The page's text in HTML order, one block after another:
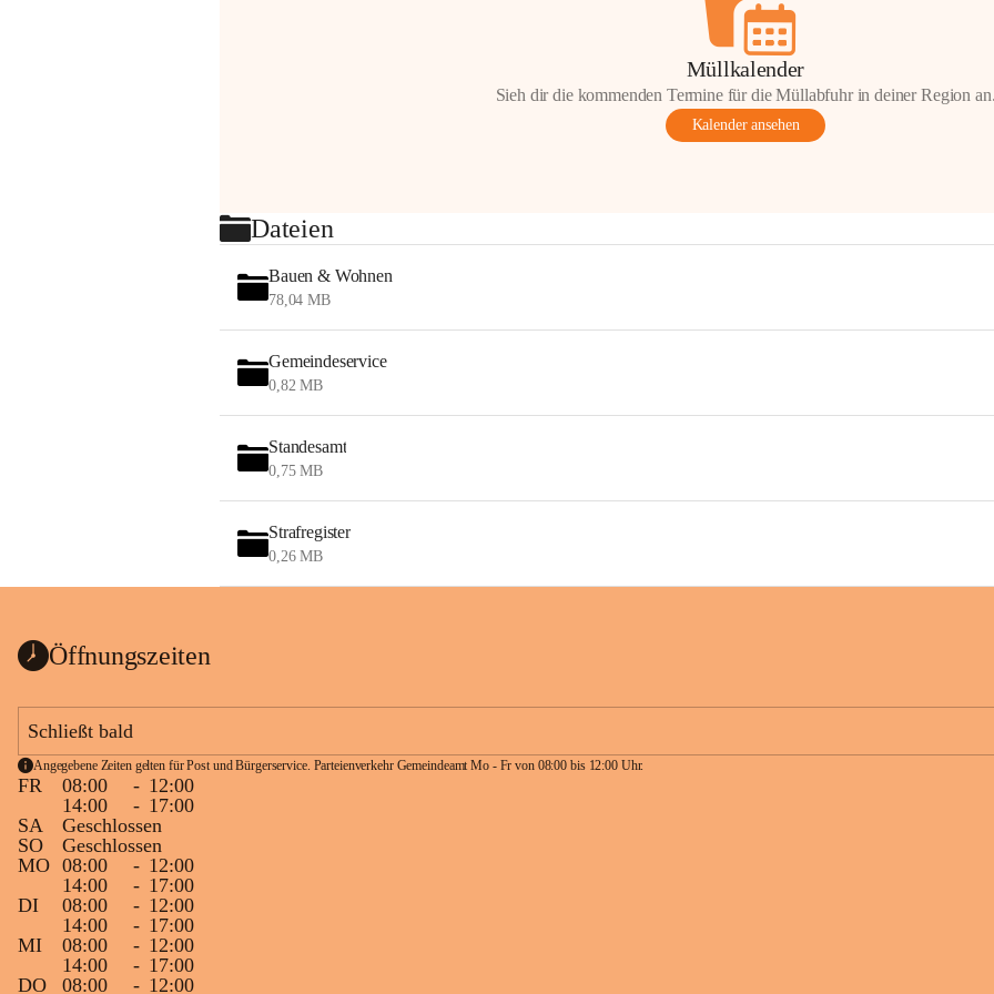
Müllkalender
Sieh dir die kommenden Termine für die Müllabfuhr in deiner Region
Kalender ansehen
Dateien
Bauen & Wohnen
78,04 MB
Gemeindeservice
0,82 MB
Standesamt
0,75 MB
Strafregister
0,26 MB
Öffnungszeiten
Schließt bald
Angegebene Zeiten gelten für Post und Bürgerservice. Parteienverkehr Gemeindeamt Mo - Fr von 08:00 bis 12:00 Uhr.
FR 08:00 - 12:00
14:00
- 17:00
SA
Geschlossen
SO
Geschlossen
MO 08:00 - 12:00
14:00
- 17:00
DI
08:00 - 12:00
14:00
- 17:00
MI
08:00 - 12:00
14:00
- 17:00
DO
08:00 - 12:00